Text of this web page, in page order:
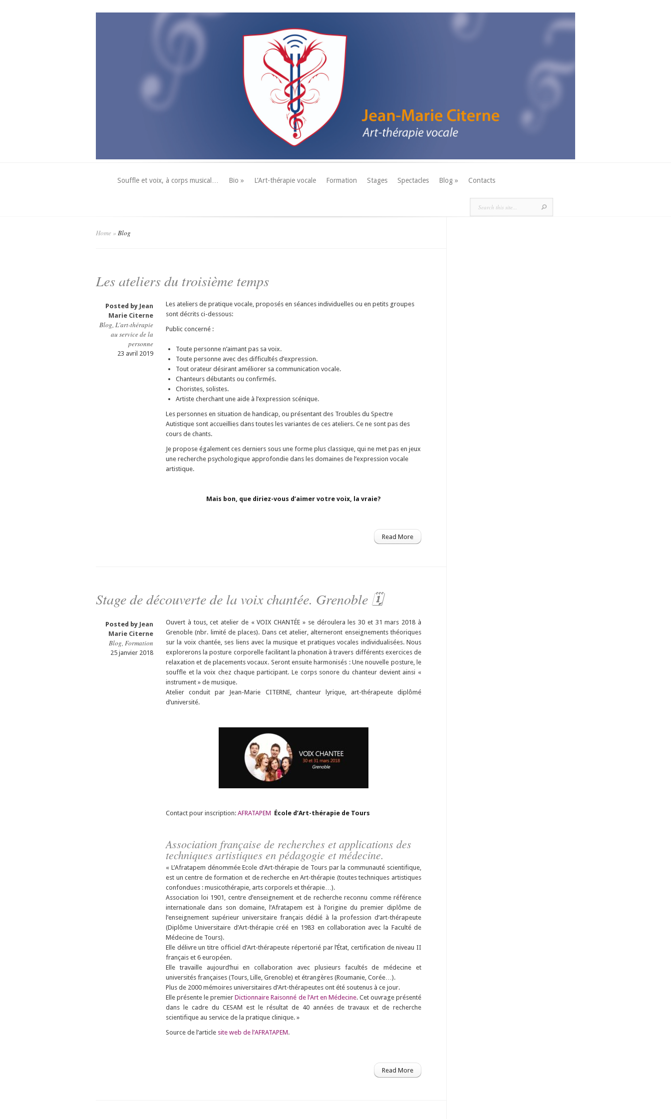
Souffle et voix, à corps musical… Bio » L’Art-thérapie vocale Formation Stages Spectacles Blog » Contacts
Home » Blog
Les ateliers du troisième temps
Posted by Jean
Marie Citerne
Blog, L'art-thérapie
au service de la
personne
23 avril 2019
Les ateliers de pratique vocale, proposés en séances individuelles ou en petits groupes
sont décrits ci-dessous:
Public concerné :
Toute personne n’aimant pas sa voix.
Toute personne avec des difficultés d’expression.
Tout orateur désirant améliorer sa communication vocale.
Chanteurs débutants ou confirmés.
Choristes, solistes.
Artiste cherchant une aide à l’expression scénique.
Les personnes en situation de handicap, ou présentant des Troubles du Spectre
Autistique sont accueillies dans toutes les variantes de ces ateliers. Ce ne sont pas des
cours de chants.
Je propose également ces derniers sous une forme plus classique, qui ne met pas en jeux
une recherche psychologique approfondie dans les domaines de l’expression vocale
artistique.
Mais bon, que diriez-vous d’aimer votre voix, la vraie?
Read More
Stage de découverte de la voix chantée. Grenoble 🗓
Posted by Jean
Marie Citerne
Blog, Formation
25 janvier 2018
Ouvert à tous, cet atelier de « VOIX CHANTÉE » se déroulera les 30 et 31 mars 2018 à
Grenoble (nbr. limité de places). Dans cet atelier, alterneront enseignements théoriques
sur la voix chantée, ses liens avec la musique et pratiques vocales individualisées. Nous
explorerons la posture corporelle facilitant la phonation à travers différents exercices de
relaxation et de placements vocaux. Seront ensuite harmonisés : Une nouvelle posture, le
souffle et la voix chez chaque participant. Le corps sonore du chanteur devient ainsi «
instrument » de musique.
Atelier conduit par Jean-Marie CITERNE, chanteur lyrique, art-thérapeute diplômé
d’université.
Contact pour inscription: AFRATAPEM École d’Art-thérapie de Tours
Association française de recherches et applications des
techniques artistiques en pédagogie et médecine.
« L’Afratapem dénommée Ecole d’Art-thérapie de Tours par la communauté scientifique,
est un centre de formation et de recherche en Art-thérapie (toutes techniques artistiques
confondues : musicothérapie, arts corporels et thérapie…).
Association loi 1901, centre d’enseignement et de recherche reconnu comme référence
internationale dans son domaine, l’Afratapem est à l’origine du premier diplôme de
l’enseignement supérieur universitaire français dédié à la profession d’art-thérapeute
(Diplôme Universitaire d’Art-thérapie créé en 1983 en collaboration avec la Faculté de
Médecine de Tours).
Elle délivre un titre officiel d’Art-thérapeute répertorié par l’État, certification de niveau II
français et 6 européen.
Elle travaille aujourd’hui en collaboration avec plusieurs facultés de médecine et
universités françaises (Tours, Lille, Grenoble) et étrangères (Roumanie, Corée…).
Plus de 2000 mémoires universitaires d’Art-thérapeutes ont été soutenus à ce jour.
Elle présente le premierDictionnaire Raisonné de l’Art en Médecine. Cet ouvrage présenté
dans le cadre du CESAM est le résultat de 40 années de travaux et de recherche
scientifique au service de la pratique clinique. »
Source de l’article site web de l’AFRATAPEM.
Read More